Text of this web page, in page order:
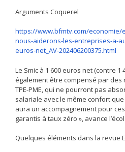
Arguments Coquerel
https://www.bfmtv.com/
nous-aiderons-les-entreprises-a-
euros-net_AV-202406200375.html
Le Smic à 1 600 euros net (contre 1
également être compensé par
TPE-PME, qui ne pourront pas
salariale avec le même confort
aura un accompagnement pour
garantis à taux zéro », avance
Quelques éléments dans la revue